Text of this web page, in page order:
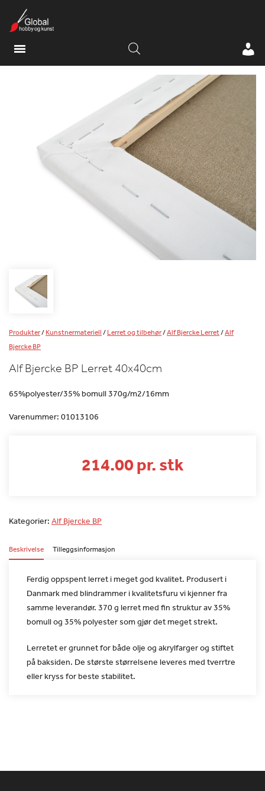
Produkter/Kunstnermateriell/Lerret og tilbehør/Alf Bjercke Lerret/Alf
Bjercke BP
Alf Bjercke BP Lerret 40x40cm
65%polyester/35% bomull 370g/m2/16mm
Varenummer: 01013106
214.00 pr. stk
Kategorier: Alf Bjercke BP
Beskrivelse Tilleggsinformasjon
Ferdig oppspent lerret i meget god kvalitet. Produsert i
Danmarkmed blindrammer i kvalitetsfuru vi kjenner fra
samme leverandør. 370 g lerret med fin struktur av 35%
bomull og 35% polyester som gjør det meget strekt.
Lerretet er grunnet for både olje og akrylfarger og stiftet
påbaksiden. De største størrelsene leveres med tverrtre
eller kryss for beste stabilitet.